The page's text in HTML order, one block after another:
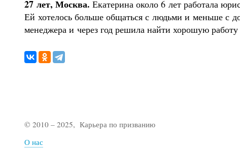
27 лет, Москва. Екатерина около 6 лет работала
Ей хотелось больше общаться с людьми и меньше с
менеджера и через год решила найти хорошую работу
© 2010 – 2025, Карьера по призванию
О нас